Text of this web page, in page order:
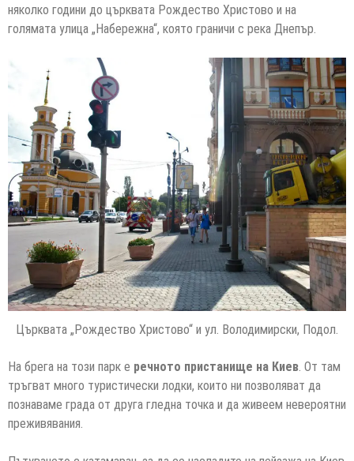
няколко години до църквата Рождество Христово и на
голямата улица „Набережна“, която граничи с река Днепър.
Църквата „Рождество Христово“ и ул. Володимирски, Подол.
На брега на този парк е речното пристанище на Киев. От там
тръгват много туристически лодки, които ни позволяват да
познаваме града от друга гледна точка и да живеем невероятни
преживявания.